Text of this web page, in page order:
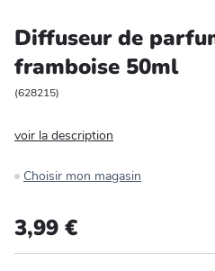
Animalerie
Diffuseur de
framboise 50ml
(628215)
voir la description
Choisir mon magasin
3,99 €